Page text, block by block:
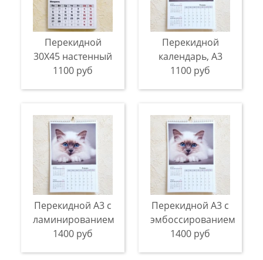
Перекидной
30X45 настенный
1100 руб
Перекидной
календарь, A3
1100 руб
Перекидной А3 с
ламинированием
1400 руб
Перекидной А3 с
эмбоссированием
1400 руб